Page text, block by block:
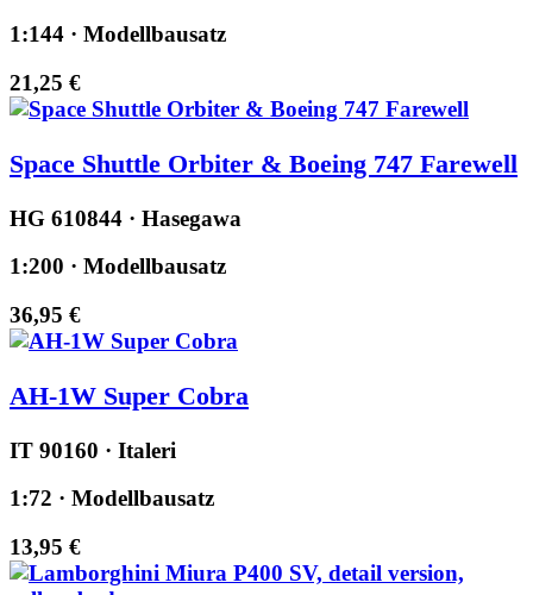
1:144 · Modellbausatz
21,25 €
Space Shuttle Orbiter & Boeing 747 Farewell
HG 610844 · Hasegawa
1:200 · Modellbausatz
36,95 €
AH-1W Super Cobra
IT 90160 · Italeri
1:72 · Modellbausatz
13,95 €